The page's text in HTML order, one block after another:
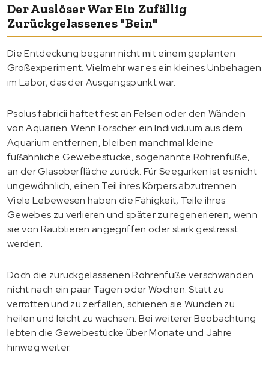
Der Auslöser War Ein Zufällig
Zurückgelassenes "Bein"
Die Entdeckung begann nicht mit einem geplanten
Großexperiment. Vielmehr war es ein kleines Unbehagen
im Labor, das der Ausgangspunkt war.
Psolus fabricii haftet fest an Felsen oder den Wänden
von Aquarien. Wenn Forscher ein Individuum aus dem
Aquarium entfernen, bleiben manchmal kleine
fußähnliche Gewebestücke, sogenannte Röhrenfüße,
an der Glasoberfläche zurück. Für Seegurken ist es nicht
ungewöhnlich, einen Teil ihres Körpers abzutrennen.
Viele Lebewesen haben die Fähigkeit, Teile ihres
Gewebes zu verlieren und später zu regenerieren, wenn
sie von Raubtieren angegriffen oder stark gestresst
werden.
Doch die zurückgelassenen Röhrenfüße verschwanden
nicht nach ein paar Tagen oder Wochen. Statt zu
verrotten und zu zerfallen, schienen sie Wunden zu
heilen und leicht zu wachsen. Bei weiterer Beobachtung
lebten die Gewebestücke über Monate und Jahre
hinweg weiter.